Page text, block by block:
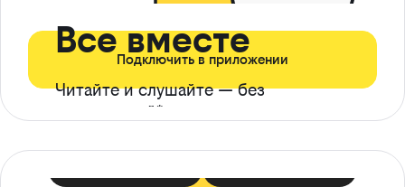
Все вместе
Читайте и слушайте — без
ограничений*
Подключить в приложении